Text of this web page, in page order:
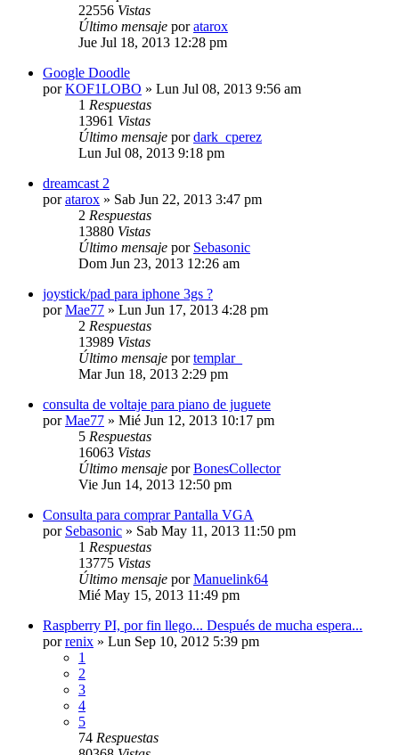
22556 Vistas
Último mensaje poratarox
Jue Jul 18, 2013 12:28 pm
Google Doodle
porKOF1LOBO » Lun Jul 08, 2013 9:56 am
1 Respuestas
13961 Vistas
Último mensaje pordark_cperez
Lun Jul 08, 2013 9:18 pm
dreamcast 2
poratarox » Sab Jun 22, 2013 3:47 pm
2 Respuestas
13880 Vistas
Último mensaje por Sebasonic
Dom Jun 23, 2013 12:26 am
joystick/pad para iphone 3gs ?
porMae77 » Lun Jun 17, 2013 4:28 pm
2 Respuestas
13989 Vistas
Último mensaje portemplar_
Mar Jun 18, 2013 2:29 pm
consulta de voltaje para piano de juguete
porMae77 » Mié Jun 12, 2013 10:17 pm
5 Respuestas
16063 Vistas
Último mensaje porBonesCollector
Vie Jun 14, 2013 12:50 pm
Consulta para comprar Pantalla VGA
por Sebasonic » Sab May 11, 2013 11:50 pm
1 Respuestas
13775 Vistas
Último mensaje porManuelink64
Mié May 15, 2013 11:49 pm
Raspberry PI, por fin llego... Después de mucha espera...
porrenix » Lun Sep 10, 2012 5:39 pm
1
2
3
4
5
74 Respuestas